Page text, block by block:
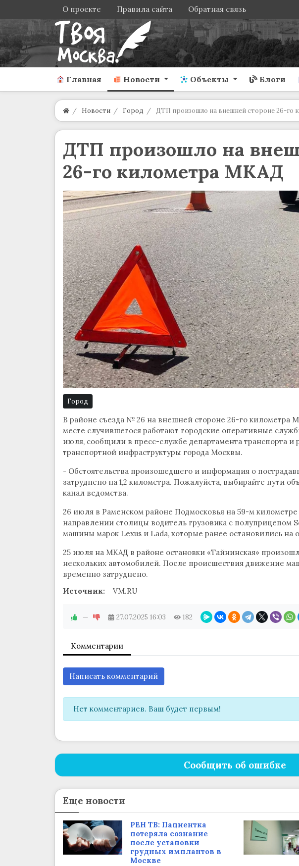
О проекте Правила сайта Обратная связь
Главная Новости Объекты Блоги
Новости Город ДТП произошло на внешней стороне 26-го
ДТП произошло на
26-го километра МКАД
Город
В районе съезда № 26 на внешней стороне 26-го километра
месте случившегося работают городские оперативные
июля, сообщили в пресс-службе департамента транспорта и
транспортной инфраструктуры города Москвы.
- Обстоятельства произошедшего и информация о
затруднено на 1,2 километра. Пожалуйста, выбирайте пути
канал ведомства.
26 июля в Раменском районе Подмосковья на 59-м
направлении столицы водитель грузовика с полуприцепом
машины марок Lexus и Lada, которые ранее остановились на
25 июля на МКАД в районе остановки «Тайнинская»
нескольких автомобилей. После происшествия движение
временно затруднено.
Источник:
VM.RU
— 27.07.2025 16:03 182
Комментарии
Написать комментарий
Нет комментариев. Ваш будет первым!
Сообщить об ошибке
Еще новости
РЕН ТВ: Пациентка
потеряла сознание
после установки
грудных имплантов в
Москве